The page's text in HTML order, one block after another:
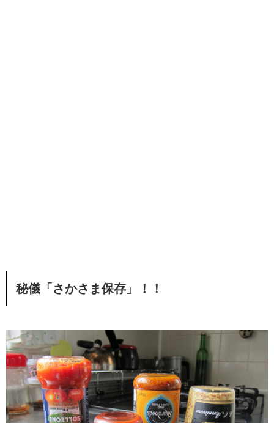
秘儀「さかさま保存」！！